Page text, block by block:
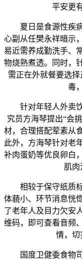
平安更
夏日是食源性疾病
心副从任樊永祥暗示
易近需养成勤洗手、
物烧熟煮透。同时，
需正在外就餐要选
毒
针对年轻人外卖饮
究员方海琴提出“会
材，合理搭配荤素从
此外，方海琴针对老
补肉蛋奶等优良卵白
肌肉
相较于保守纸质标
体藐小、环节消息恍
了老年人及目力欠安
维码，即可查看音频
情，切
国度卫健委食物司